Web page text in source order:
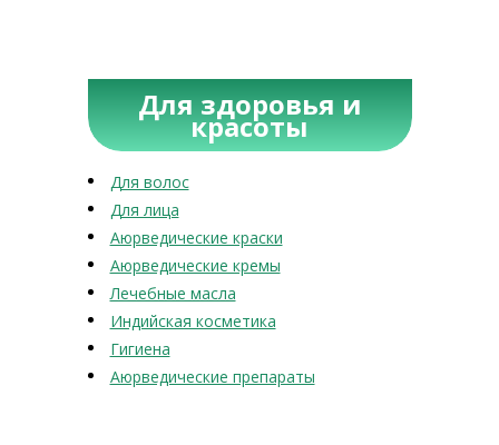
Для здоровья и
красоты
Для волос
Для лица
Аюрведические краски
Аюрведические кремы
Лечебные масла
Индийская косметика
Гигиена
Аюрведические препараты